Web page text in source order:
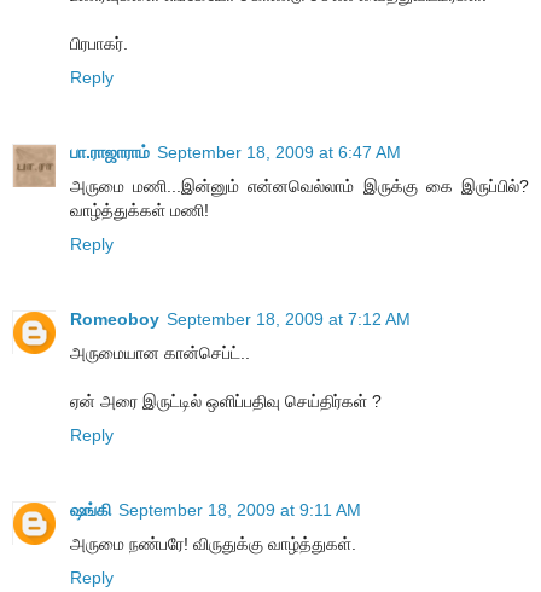
பிரபாகர்.
Reply
பா.ராஜாராம் September 18, 2009 at 6:47 AM
அருமை மணி...இன்னும் என்னவெல்லாம் இருக்கு கை இருப்பில்?
வாழ்த்துக்கள் மணி!
Reply
Romeoboy September 18, 2009 at 7:12 AM
அருமையான கான்செப்ட்..
ஏன் அரை இருட்டில் ஒளிப்பதிவு செய்திர்கள் ?
Reply
ஷங்கி September 18, 2009 at 9:11 AM
அருமை நண்பரே! விருதுக்கு வாழ்த்துகள்.
Reply